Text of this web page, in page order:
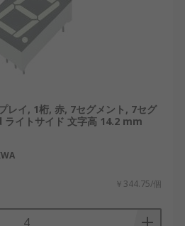
びます。たとえば、警告
は緑がよく使われます。
する内容によって7セグメ
、16セグメント、または
選びます。
示か動的表示か、マルチ
用途に応じた仕様を確認
情報に対して十分な桁数
す。例：タイマー装置や
は最低でも4桁以上が求め
す。
イ, 1桁, 赤, 7セグメント, 7セグ
ライトサイド 文字高 14.2 mm
￥344.75/個